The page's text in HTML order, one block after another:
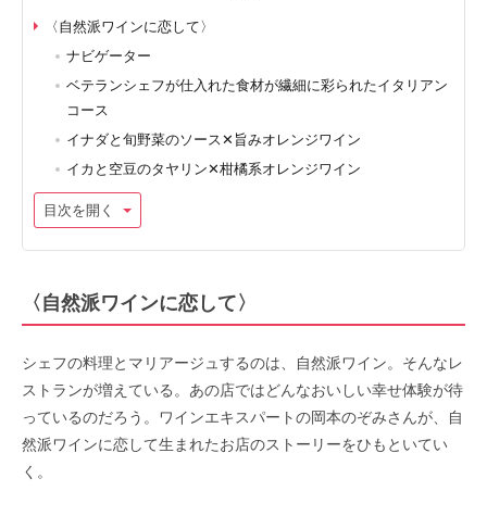
〈自然派ワインに恋して〉
ナビゲーター
ベテランシェフが仕入れた食材が繊細に彩られたイタリアン
コース
イナダと旬野菜のソース✕旨みオレンジワイン
イカと空豆のタヤリン✕柑橘系オレンジワイン
目次を開く
〈自然派ワインに恋して〉
シェフの料理とマリアージュするのは、自然派ワイン。そんなレ
ストランが増えている。あの店ではどんなおいしい幸せ体験が待
っているのだろう。ワインエキスパートの岡本のぞみさんが、自
然派ワインに恋して生まれたお店のストーリーをひもといてい
く。